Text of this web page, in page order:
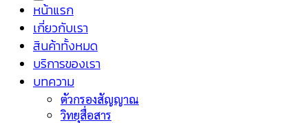
หน้าแรก
เกี่ยวกับเรา
สินค้าทั้งหมด
บริการของเรา
บทความ
ตัวกรองสัญญาณ
วิทยุสื่อสาร